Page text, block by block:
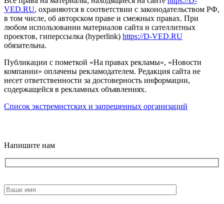
VED.RU, охраняются в соответствии с законодательством РФ,
в том числе, об авторском праве и смежных правах. При
любом использовании материалов сайта и сателлитных
проектов, гиперссылка (hyperlink) https://D-VED.RU
обязательна.
Публикации с пометкой «На правах рекламы», «Новости
компании» оплачены рекламодателем. Редакция сайта не
несет ответственности за достоверность информации,
содержащейся в рекламных объявлениях.
Список экстремистских и запрещенных организаций
Напишите нам